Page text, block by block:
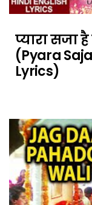
प्यारा सजा है
(Pyara
Lyrics)